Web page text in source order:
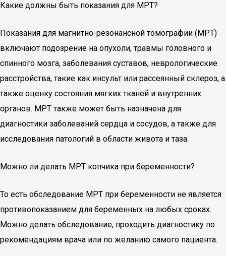
Какие должны быть показания для МРТ?
Показания для магнитно-резонансной томографии (МРТ)
включают подозрение на опухоли, травмы головного и
спинного мозга, заболевания суставов, неврологические
расстройства, такие как инсульт или рассеянный склероз, а
также оценку состояния мягких тканей и внутренних
органов. МРТ также может быть назначена для
диагностики заболеваний сердца и сосудов, а также для
исследования патологий в области живота и таза.
Можно ли делать МРТ копчика при беременности?
То есть обследование МРТ при беременности не является
противопоказанием для беременных на любых сроках.
Можно делать обследование, проходить диагностику по
рекомендациям врача или по желанию самого пациента.